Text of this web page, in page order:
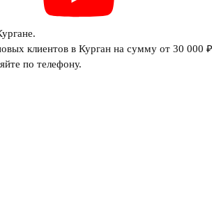
клиентов в Курган на сумму от 30 000
по телефону.